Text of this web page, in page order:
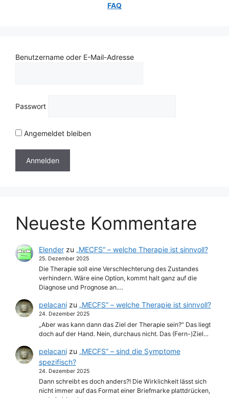
FAQ
Benutzername oder E-Mail-Adresse
Passwort
Angemeldet bleiben
Neueste Kommentare
Elenderzu „MECFS“ – welche Therapie ist sinnvoll?
25. Dezember 2025
Die Therapie soll eine Verschlechterung des Zustandes
verhindern. Wäre eine Option, kommt halt ganz auf die
Diagnose und Prognose an.…
pelacanizu „MECFS“ – welche Therapie ist sinnvoll?
24. Dezember 2025
„Aber was kann dann das Ziel der Therapie sein?“ Das liegt
doch auf der Hand. Nein, durchaus nicht. Das (Fern-)Ziel…
pelacanizu „MECFS“ – sind die Symptome
spezifisch?
24. Dezember 2025
Dann schreibt es doch anders?! Die Wirklichkeit lässt sich
nicht immer auf das Format einer Briefmarke plattdrücken,